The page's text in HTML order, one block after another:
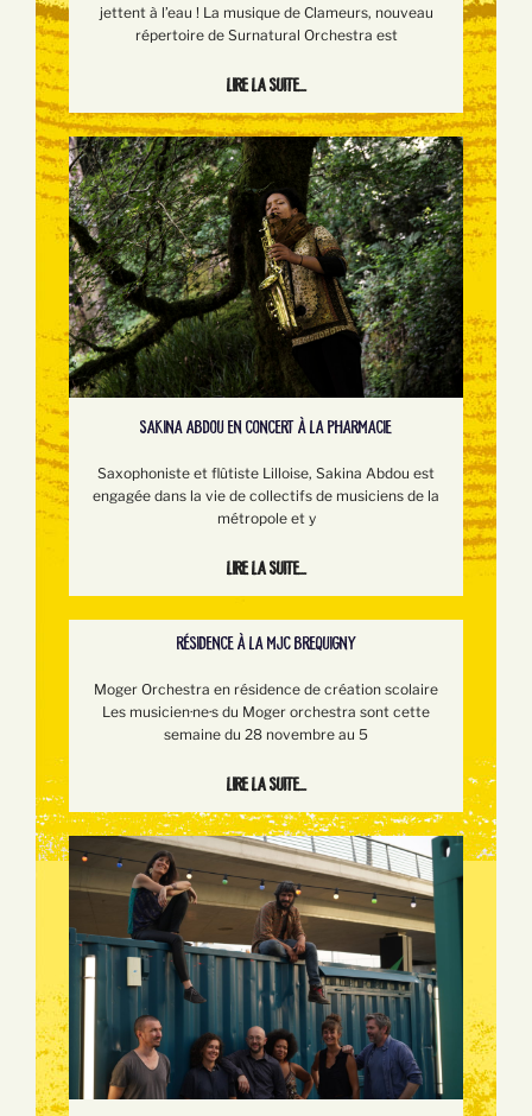
jettent à l’eau ! La musique de Clameurs, nouveau
répertoire de Surnatural Orchestra est
Lire la suite...
SAKINA ABDOU EN CONCERT À LA PHARMACIE
Saxophoniste et flûtiste Lilloise, Sakina Abdou est
engagée dans la vie de collectifs de musiciens de la
métropole et y
Lire la suite...
RÉSIDENCE À LA MJC BREQUIGNY
Moger Orchestra en résidence de création scolaire
Les musicien·ne·s du Moger orchestra sont cette
semaine du 28 novembre au 5
Lire la suite...